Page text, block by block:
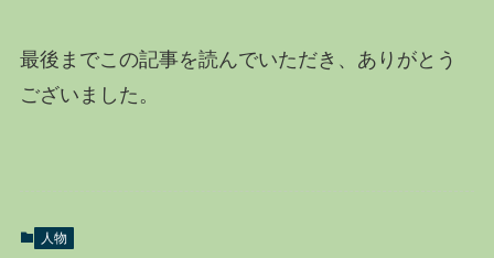
最後までこの記事を読んでいただき、ありがとう
ございました。
人物